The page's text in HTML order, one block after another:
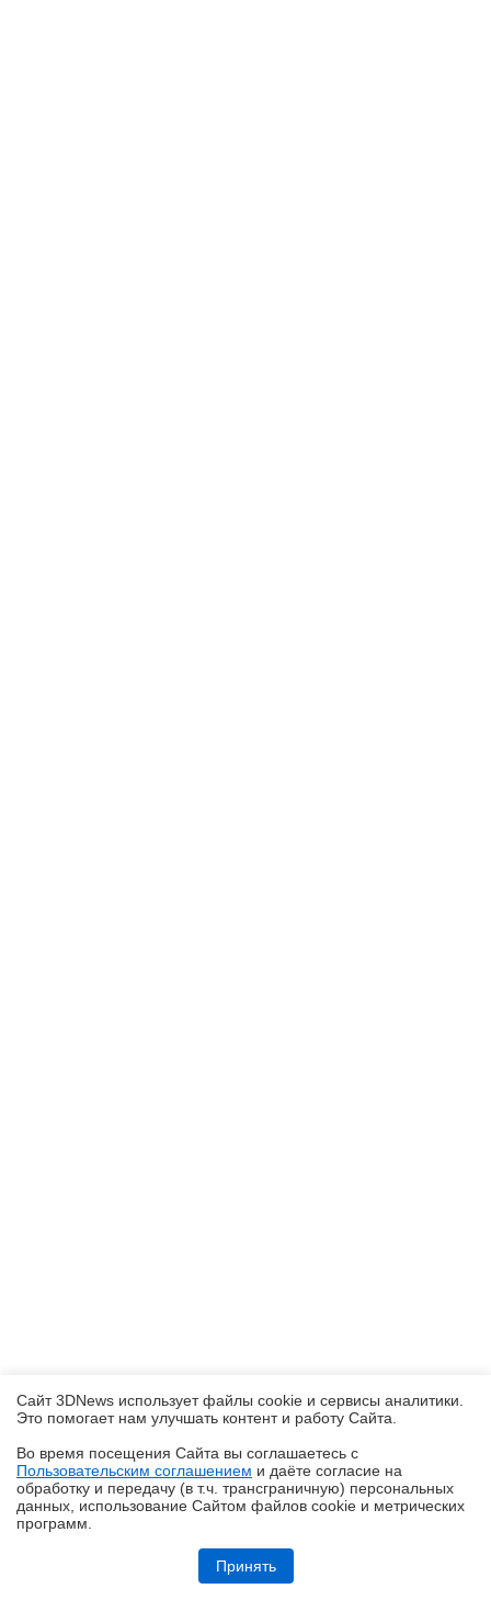
Обзор и тестирование неттопа MSI PRO DP10 A14MG: маленький, но
Сайт 3DNews использует файлы cookie и сервисы аналитики.
Это помогает нам улучшать контент и работу Cайта.
Во время посещения Cайта вы соглашаетесь с
Пользовательским соглашением и даёте согласие на
обработку и передачу (в т.ч. трансграничную) персональных
данных, использование Cайтом файлов cookie и метрических
программ.
Принять